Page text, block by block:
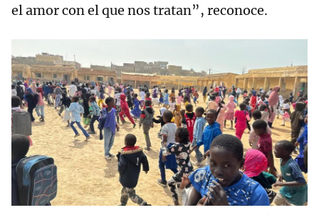
el amor con el que nos tratan”, reconoce.